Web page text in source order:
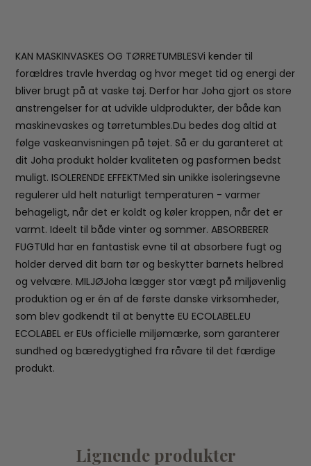
KAN MASKINVASKES OG TØRRETUMBLESVi kender til
forældres travle hverdag og hvor meget tid og energi der
bliver brugt på at vaske tøj. Derfor har Joha gjort os store
anstrengelser for at udvikle uldprodukter, der både kan
maskinevaskes og tørretumbles.Du bedes dog altid at
følge vaskeanvisningen på tøjet. Så er du garanteret at
dit Joha produkt holder kvaliteten og pasformen bedst
muligt. ISOLERENDE EFFEKTMed sin unikke isoleringsevne
regulerer uld helt naturligt temperaturen - varmer
behageligt, når det er koldt og køler kroppen, når det er
varmt. Ideelt til både vinter og sommer. ABSORBERER
FUGTUld har en fantastisk evne til at absorbere fugt og
holder derved dit barn tør og beskytter barnets helbred
og velvære. MILJØJoha lægger stor vægt på miljøvenlig
produktion og er én af de første danske virksomheder,
som blev godkendt til at benytte EU ECOLABEL.EU
ECOLABEL er EUs officielle miljømærke, som garanterer
sundhed og bæredygtighed fra råvare til det færdige
produkt.
Lignende produkter